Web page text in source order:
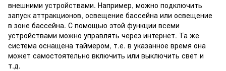
внешними устройствами. Например, можно подключить
запуск аттракционов, освещение бассейна или освещение
в зоне бассейна. С помощью этой функции всеми
устройствами можно управлять через интернет. Та же
система оснащена таймером, т.е. в указанное время она
может самостоятельно включить или выключить свет и
т.д.